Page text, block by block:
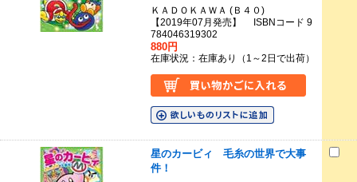
ＫＡＤＯＫＡＷＡ (Ｂ４０)
【2019年07月発売】 ISBNコード 9
784046319302
880円
在庫状況：在庫あり（1～2日で出荷）
星のカービィ 毛糸の世界で大事
件！